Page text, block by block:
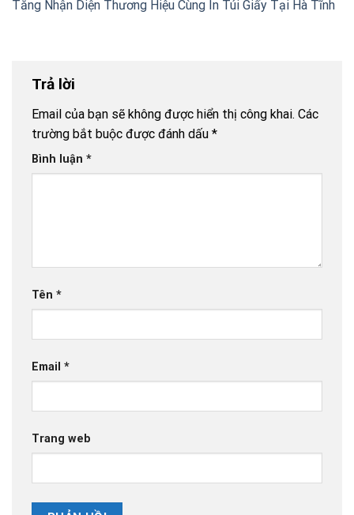
Tăng Nhận Diện Thương Hiệu Cùng In Túi Giấy Tại Hà Tĩnh
Trả lời
Email của bạn sẽ không được hiển thị công khai. Các
trường bắt buộc được đánh dấu *
Bình luận *
Tên *
Email *
Trang web